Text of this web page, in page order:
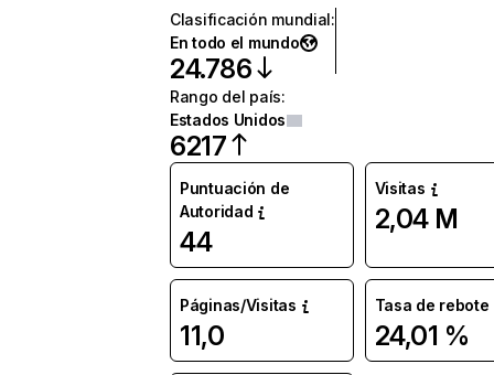
Clasificación mundial:
En todo el mundo
24.786
Rango del país:
Estados Unidos
6217
Puntuación de
Autoridad
44
Visitas
2,04 M
Páginas/Visitas
11,0
Tasa de rebote
24,01 %